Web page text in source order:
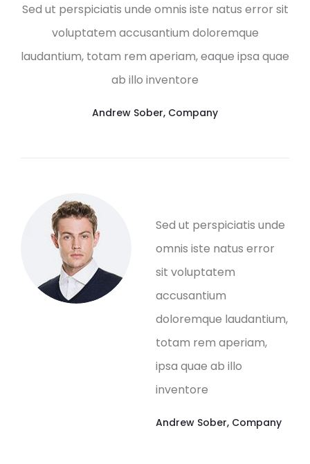
Sed ut perspiciatis unde omnis iste natus error sit
voluptatem accusantium doloremque
laudantium, totam rem aperiam, eaque ipsa quae
ab illo inventore
Andrew Sober, Company
Sed ut perspiciatis unde
omnis iste natus error
sit voluptatem
accusantium
doloremque laudantium,
totam rem aperiam,
ipsa quae ab illo
inventore
Andrew Sober, Company